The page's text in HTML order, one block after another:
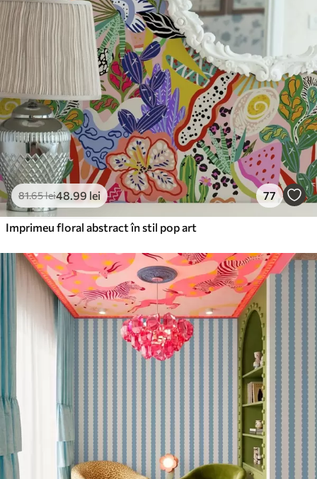
81.65lei48.99 lei 77
Imprimeu floral abstract în stil pop art